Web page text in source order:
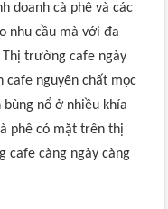
doanh cà phê và các
nhu cầu mà với đa
trường cafe ngày
cafe nguyên chất mọc
bùng nổ ở nhiều khía
phê có mặt trên thị
cafe càng ngày càng